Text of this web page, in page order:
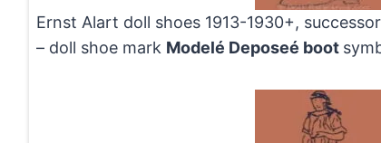
Ernst Alart doll shoes 1913-1930+,
– doll shoe mark Modelé Deposeé boot